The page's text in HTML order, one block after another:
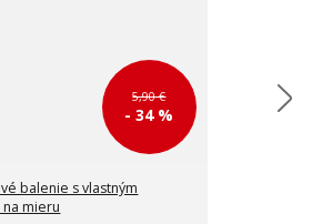
5,90 €
- 34 %
balenie s vlastným
mieru